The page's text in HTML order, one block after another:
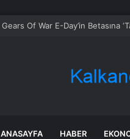
Gears Of War E-Day’in Betasına
ANASAYFA HABER